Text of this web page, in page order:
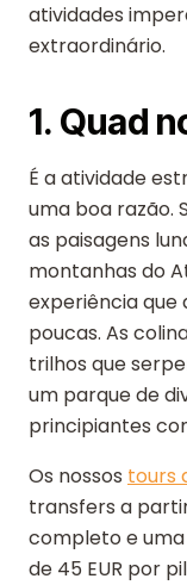
atividades
extraordinário.
1. Quad
É a atividade
uma boa razão.
as paisagens
montanhas do
experiência que
poucas. As
trilhos que
um parque de
principiantes
Os nossos tours
transfers a
completo e
de 45 EUR por